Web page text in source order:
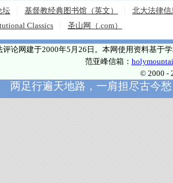
坛 基督教经典图书馆（英文）
北大法律信
Classics
圣山网（.com）
评论网建于2000年5月26日。本网使用资料基于
范亚峰信箱：
© 2000 -
两足行遍天地路，一肩担尽古今